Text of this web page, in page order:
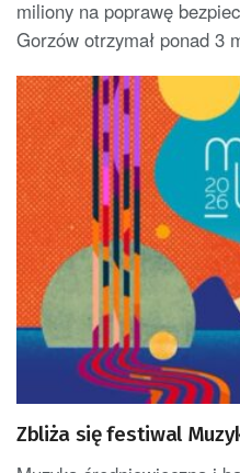
miliony na poprawę
Gorzów otrzymał ponad 3
Zbliża się festiwal